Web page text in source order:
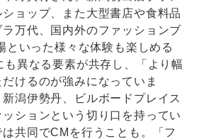
ショップ、また大型書店や食料品
万代、国内外のファッションブ
といった様々な体験も楽しめる
も異なる要素が共存し、「より幅
けるのが強みになっていま
潟伊勢丹、ビルボードプレイス
ションという切り口を持ってい
共同でCMを行うことも。「フ